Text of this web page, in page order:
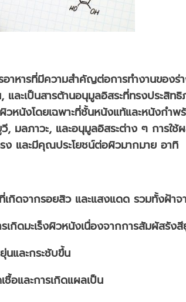
าหารที่มีความสำคัญต่อการทำงานของร่
ละเป็นสารต้านอนุมูลอิสระที่ทรงประสิ
วหนังโดยเฉพาะที่ชั้นหนังแท้และหนังกำ
มลภาวะ, และอนุมูลอิสระต่าง ๆ การ
ง และมีคุณประโยชน์ต่อผิวมากมาย อาทิ
กิดจากรอยสิว และแสงแดด รวมทั้งฝ้าจ
กิดมะเร็งผิวหนังเนื่องจากการสัมผัสรัง
นและกระชับขึ้น
อและการเกิดแผลเป็น